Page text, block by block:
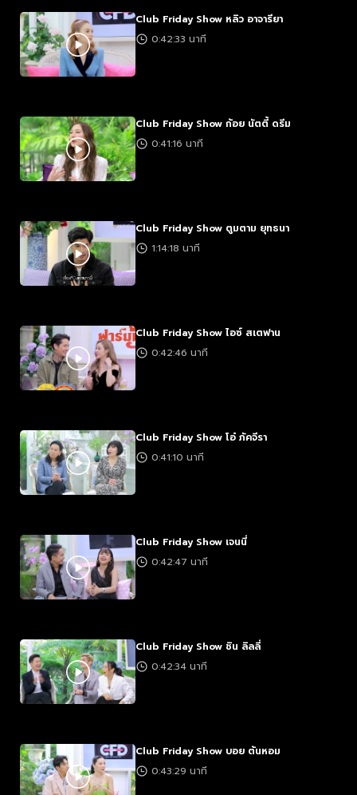
Club Friday Show หลิว อาจารียา
0:42:33 นาที
Club Friday Show ก้อย นัตตี้ ดรีม
0:41:16 นาที
Club Friday Show ตูมตาม ยุทธนา
1:14:18 นาที
Club Friday Show ไอซ์ สเตฟาน
0:42:46 นาที
Club Friday Show โอ๋ ภัคจีรา
0:41:10 นาที
Club Friday Show เจนนี่
0:42:47 นาที
Club Friday Show ชิน ลิลลี่
0:42:34 นาที
Club Friday Show บอย ต้นหอม
0:43:29 นาที